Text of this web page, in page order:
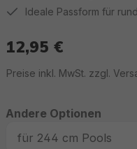
Ideale Passform für
12,95 €
Preise inkl. MwSt. zzgl.
Andere Optionen